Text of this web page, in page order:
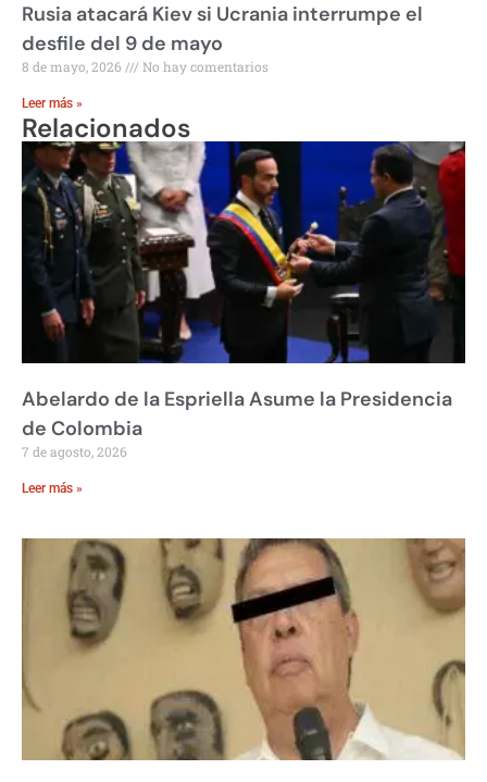
Rusia atacará Kiev si Ucrania interrumpe el
desfile del 9 de mayo
8 de mayo, 2026 No hay comentarios
Leer más »
Relacionados
Abelardo de la Espriella Asume la Presidencia
de Colombia
7 de agosto, 2026
Leer más »